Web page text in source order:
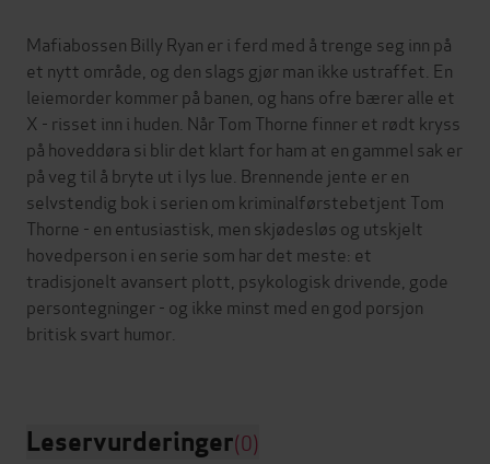
Mafiabossen Billy Ryan er i ferd med å trenge seg inn på
et nytt område, og den slags gjør man ikke ustraffet. En
leiemorder kommer på banen, og hans ofre bærer alle et
X - risset inn i huden. Når Tom Thorne finner et rødt kryss
på hoveddøra si blir det klart for ham at en gammel sak er
på veg til å bryte ut i lys lue. Brennende jente er en
selvstendig bok i serien om kriminalførstebetjent Tom
Thorne - en entusiastisk, men skjødesløs og utskjelt
hovedperson i en serie som har det meste: et
tradisjonelt avansert plott, psykologisk drivende, gode
persontegninger - og ikke minst med en god porsjon
britisk svart humor.
Leservurderinger(0)